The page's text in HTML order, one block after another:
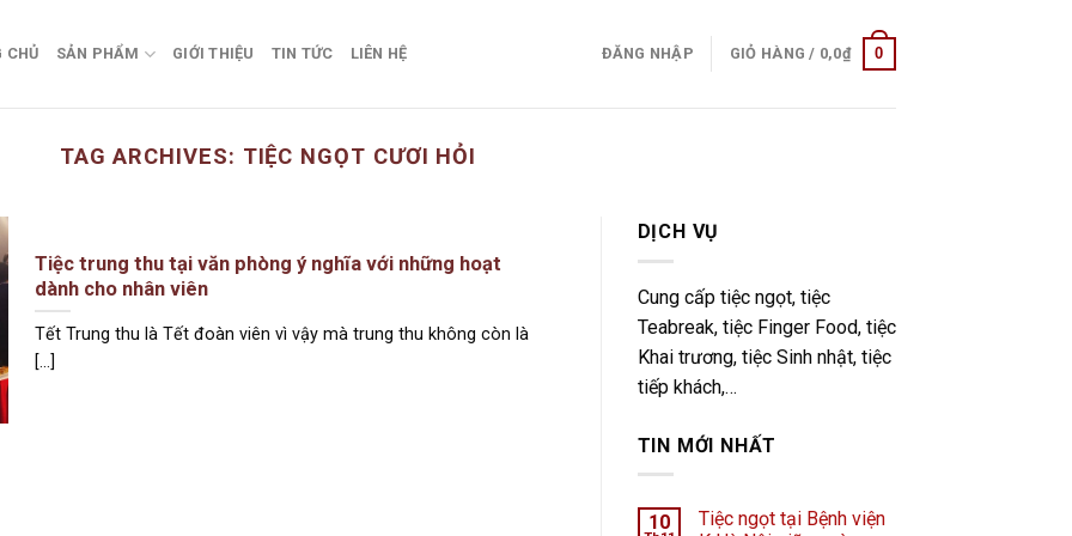
CHỦ SẢN PHẨM GIỚI THIỆU TIN TỨC LIÊN HỆ ĐĂNG NHẬP GIỎ HÀNG / 0,0₫ 0
TAG ARCHIVES: TIỆC NGỌT CƯƠI HỎI
Tiệc trung thu tại văn phòng ý nghĩa với những hoạt
dành cho nhân viên
Tết Trung thu là Tết đoàn viên vì vậy mà trung thu không còn là
[...]
DỊCH VỤ
Cung cấp tiệc ngọt, tiệc
Teabreak, tiệc Finger Food, tiệc
Khai trương, tiệc Sinh nhật, tiệc
tiếp khách,…
TIN MỚI NHẤT
10
Tiệc ngọt tại Bệnh viện